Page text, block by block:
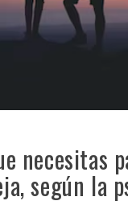
necesitas
según la